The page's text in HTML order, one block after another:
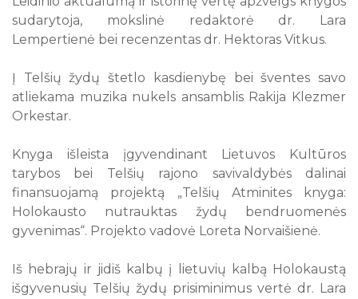
11 13 14 15 16
17 18 19 20 21 22
24 25 26 27 28 29 30
31
sudarytoja, mokslinė redaktorė dr. Lara
Lempertienė bei recenzentas dr. Hektoras Vitkus.
Į Telšių žydų štetlo kasdienybę bei šventes savo
atliekama muzika nukels ansamblis Rakija Klezmer
Orkestar.
Knyga išleista įgyvendinant Lietuvos Kultūros
tarybos bei Telšių rajono savivaldybės dalinai
finansuojamą projektą „Telšių Atminites knyga:
Holokausto nutrauktas žydų bendruomenės
gyvenimas“. Projekto vadovė Loreta Norvaišienė.
Iš hebrajų ir jidiš kalbų į lietuvių kalbą Holokaustą
išgyvenusių Telšių žydų prisiminimus vertė dr. Lara